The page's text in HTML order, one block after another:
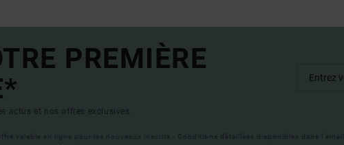
PREMIÈRE
actus et nos offres exclusives.
valable en ligne pour les nouveaux inscrits - Conditions détaillées disponibles dans